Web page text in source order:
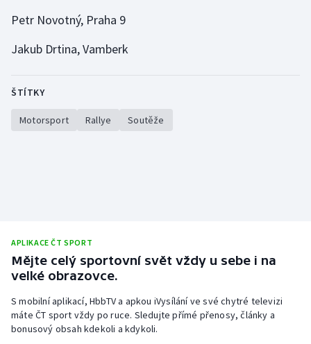
Gymnastika
Házená
Jezdectví
Judo
Moderní pětiboj
Olympijské hry
Petr Novotný, Praha 9
Jakub Drtina, Vamberk
ŠTÍTKY
Motorsport Rallye Soutěže
APLIKACE ČT SPORT
Mějte celý sportovní svět vždy u sebe i na
velké obrazovce.
S mobilní aplikací, HbbTV a apkou iVysílání ve své chytré televizi
máte ČT sport vždy po ruce. Sledujte přímé přenosy, články a
bonusový obsah kdekoli a kdykoli.